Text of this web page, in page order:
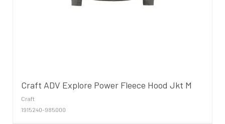
Craft ADV Explore Power Fleece Hood Jkt M
Craft
1915240-985000